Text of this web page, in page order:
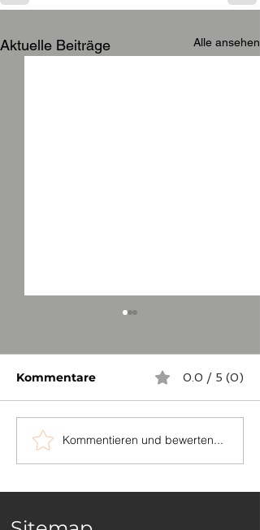
Aktuelle Beiträge Alle ansehen
Landesgrenzstein vor
Diebstahl gesichert
Kommentare 0.0 / 5 (0)
Kommentieren und bewerten...